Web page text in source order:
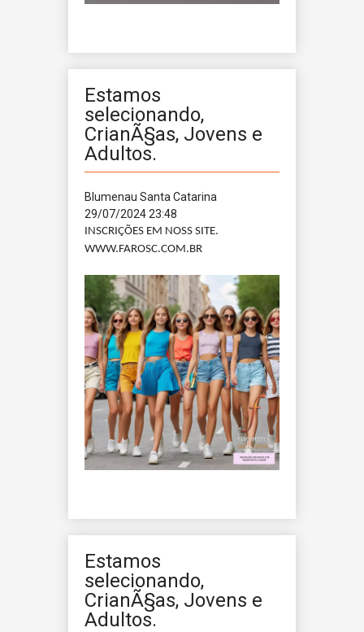
Estamos
selecionando,
CrianÃ§as, Jovens e
Adultos.
Blumenau Santa Catarina
29/07/2024 23:48
INSCRIÇÕES EM NOSS SITE.
WWW.FAROSC.COM.BR
Estamos
selecionando,
CrianÃ§as, Jovens e
Adultos.